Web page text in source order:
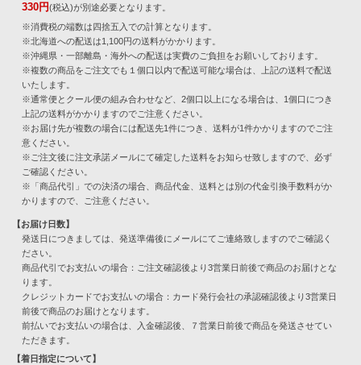
330円(税込)が別途必要となります。
※消費税の端数は四捨五入での計算となります。
※北海道への配送は1,100円の送料がかかります。
※沖縄県・一部離島・海外への配送は実費のご負担をお願いしております。
※複数の商品をご注文でも１個口以内で配送可能な場合は、上記の送料で配送
いたします。
※通常便とクール便の組み合わせなど、2個口以上になる場合は、1個口につき
上記の送料がかかりますのでご注意ください。
※お届け先が複数の場合には配送先1件につき、送料が1件かかりますのでご注
意ください。
※ご注文後に注文承諾メールにて確定した送料をお知らせ致しますので、必ず
ご確認ください。
※「商品代引」での決済の場合、商品代金、送料とは別の代金引換手数料がか
かりますので、ご注意ください。
【お届け日数】
発送日につきましては、発送準備後にメールにてご連絡致しますのでご確認く
ださい。
商品代引でお支払いの場合：ご注文確認後より3営業日前後で商品のお届けとな
ります。
クレジットカードでお支払いの場合：カード発行会社の承認確認後より3営業日
前後で商品のお届けとなります。
前払いでお支払いの場合は、入金確認後、７営業日前後で商品を発送させてい
ただきます。
【着日指定について】